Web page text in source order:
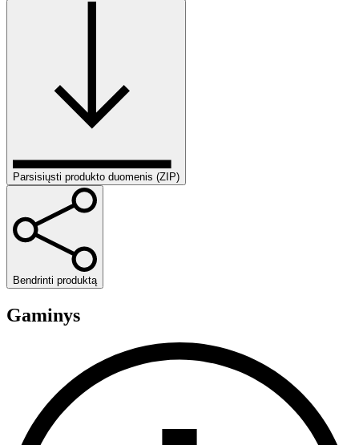
Parsisiųsti produkto duomenis (ZIP)
Bendrinti produktą
Gaminys